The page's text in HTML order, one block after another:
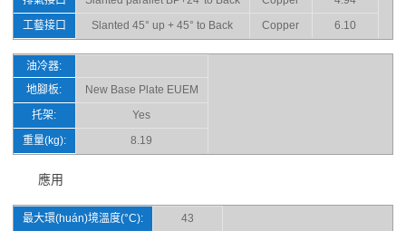
工藝接口
Slanted 45° up + 45° to Back Copper 6.10
油冷器:
地腳板:
New Base Plate EUEM
托架:
Yes
重量(kg):
8.19
應用
最大環(huán)境溫度(°C):
43